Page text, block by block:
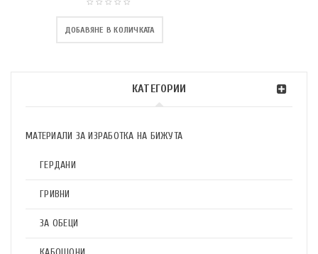
КАТЕГОРИИ
МАТЕРИАЛИ ЗА ИЗРАБОТКА НА БИЖУТА
ГЕРДАНИ
ГРИВНИ
ЗА ОБЕЦИ
ДОБАВЯНЕ В КОЛИЧКАТА